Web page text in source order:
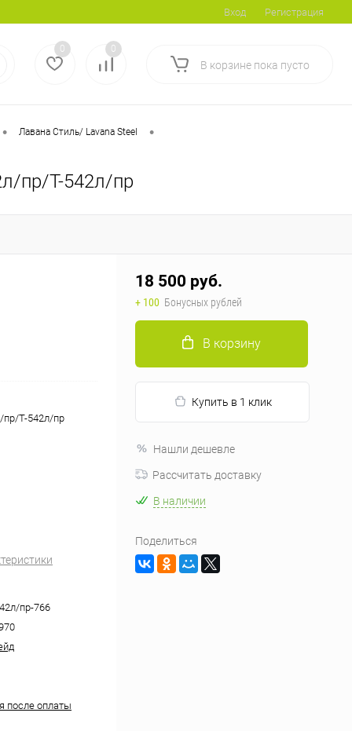
Вход Регистрация
0 0
В корзине пока пусто
• Лавана Стиль/ Lavana Steel •
пр/Т-542л/пр
пр/Т-542л/пр
пр-766
после оплаты
18 500 руб.
+ 100 Бонусных рублей
В корзину
Купить в 1 клик
Нашли дешевле
Рассчитать доставку
В наличии
Поделиться